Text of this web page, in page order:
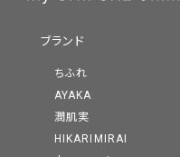
ブランド
ちふれ
AYAKA
潤肌実
HIKARIMIRAI